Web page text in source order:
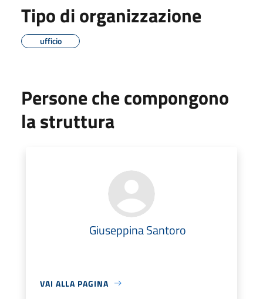
Tipo di organizzazione
ufficio
Persone che compongono
la struttura
Giuseppina Santoro
VAI ALLA PAGINA